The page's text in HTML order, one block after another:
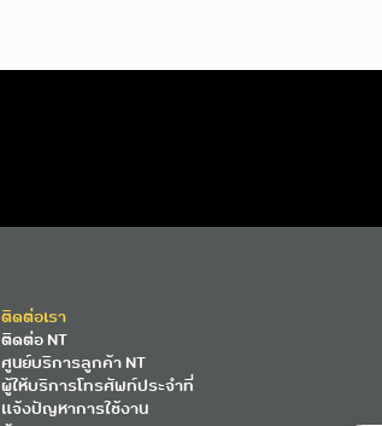
ติดต่อเรา
ติดต่อ NT
ศูนย์บริการลูกค้า NT
ผู้ให้บริการโทรศัพท์ประจำที่
แจ้งปัญหาการใช้งาน